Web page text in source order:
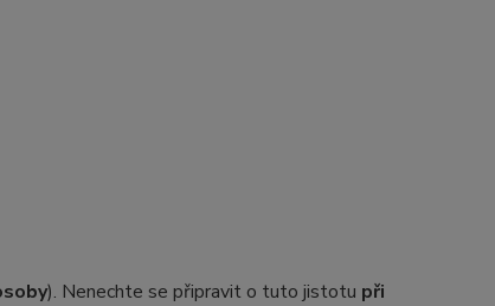
). Nenechte se připravit o tuto jistotu při